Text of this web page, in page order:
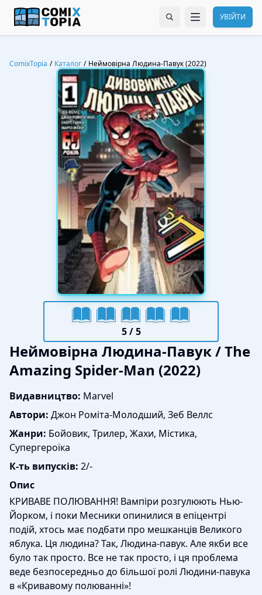
УВІЙТИ
ComixTopia / Каталог / Неймовірна Людина-Павук (2022)
5/ 5
Неймовірна Людина-Павук / The
Amazing Spider-Man (2022)
Видавництво: Marvel
Автори: Джон Роміта-Молодший, Зеб Веллс
Жанри: Бойовик, Трилер, Жахи, Містика,
Cупергероїка
К-ть випусків: 2/-
Опис
КРИВАВЕ ПОЛЮВАННЯ! Вампіри розгулюють Нью-
Йорком, і поки Месники опинилися в епіцентрі
подій, хтось має подбати про мешканців Великого
яблука. Ця людина? Так, Людина-павук. Але якби все
було так просто. Все не так просто, і ця проблема
веде безпосередньо до більшої ролі Людини-павука
в «Кривавому полюванні»!